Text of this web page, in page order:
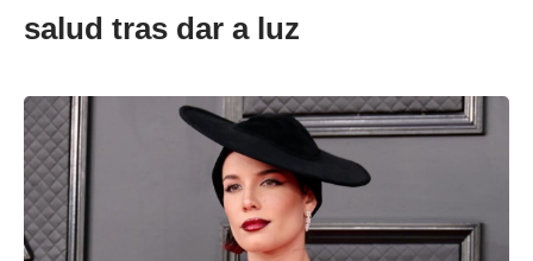
salud tras dar a luz